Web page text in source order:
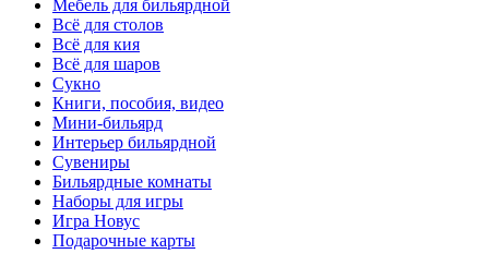
Мебель для бильярдной
Всё для столов
Всё для кия
Всё для шаров
Сукно
Книги, пособия, видео
Мини-бильярд
Интерьер бильярдной
Сувениры
Бильярдные комнаты
Наборы для игры
Игра Новус
Подарочные карты